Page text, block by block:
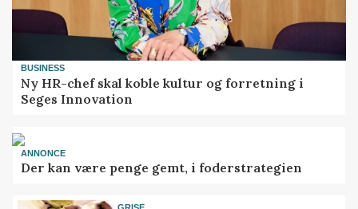
BUSINESS
Ny HR-chef skal koble kultur og forretning i
Seges Innovation
ANNONCE
Der kan være penge gemt, i foderstrategien